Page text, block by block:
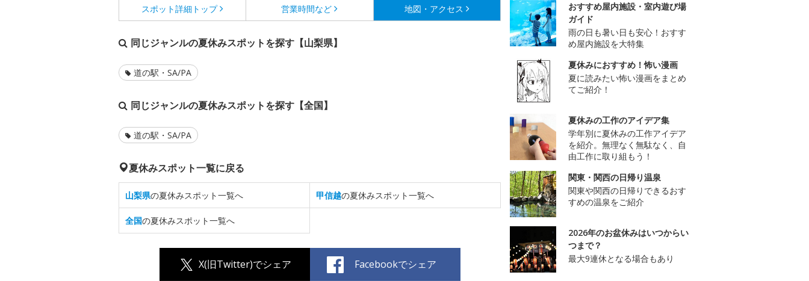
スポット詳細 トップ 営業時間など 地図・アクセス
同じジャンルの夏休みスポットを探す【山梨県】
道の駅・SA/PA
同じジャンルの夏休みスポットを探す【全国】
道の駅・SA/PA
夏休みスポット一覧に戻る
山梨県の夏休みスポット一覧へ 甲信越の夏休みスポット一覧へ
全国の夏休みスポット一覧へ
X(旧Twitter)でシェア Facebookでシェア
おすすめ屋内施設・室内遊び場
ガイド
雨の日も暑い日も安心！おすす
め屋内施設を大特集
夏休みにおすすめ！怖い漫画
夏に読みたい怖い漫画をまとめ
てご紹介！
夏休みの工作のアイデア集
学年別に夏休みの工作アイデア
を紹介。無理なく無駄なく、自
由工作に取り組もう！
関東・関西の日帰り温泉
関東や関西の日帰りできるおす
すめの温泉をご紹介
2026年のお盆休みはいつからい
つまで？
最大9連休となる場合もあり